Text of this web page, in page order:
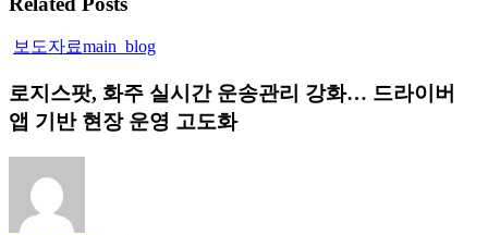
보도자료main_blog로
스
팟,
화
로지스팟, 화주 실시간 운송관리 강화… 드라이버
앱 기반 현장 운영 고도화